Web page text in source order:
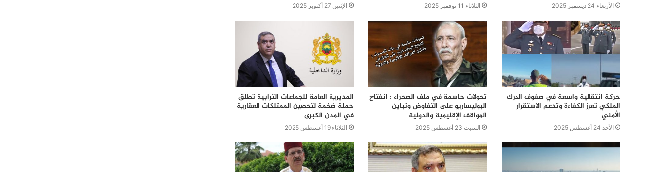
الأربعاء 24 ديسمبر 2025 الثلاثاء 11 نوفمبر 2025 الإثنين 27 أكتوبر 2025
حركة انتقالية واسعة في صفوف الدرك
الملكي تعزز الكفاءة وتدعم الاستقرار
الأمني
الأحد 24 أغسطس 2025
تحولات حاسمة في ملف الصحراء : انفتاح
البوليساريو على التفاوض وتباين
المواقف الإقليمية والدولية
السبت 23 أغسطس 2025
المديرية العامة للجماعات الترابية تطلق
حملة ضخمة لتحصين الممتلكات العقارية
في المدن الكبرى
الثلاثاء 19 أغسطس 2025